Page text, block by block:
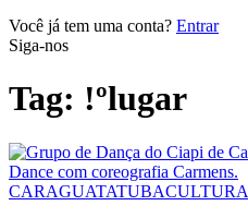
Você já tem uma conta? Entrar
Siga-nos
Tag: !ºlugar
CARAGUATATUBACULTURA